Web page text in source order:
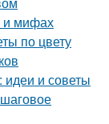
и мифах
по цвету
и советы